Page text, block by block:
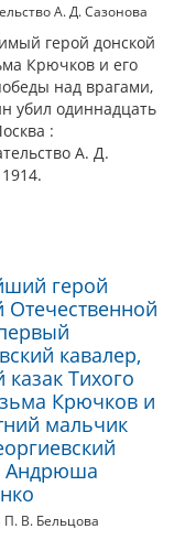
А. Д. Сазонова
герой донской
Крючков и его
над врагами,
убил одиннадцать
:
А. Д.
герой
Отечественной
кавалер,
казак Тихого
Крючков и
мальчик
Андрюша
В. Бельцова